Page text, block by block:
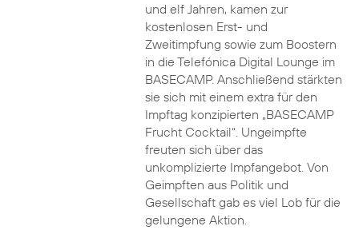
und elf Jahren, kamen zur
kostenlosen Erst- und
Zweitimpfung sowie zum Boostern
in die Telefónica Digital Lounge im
BASECAMP. Anschließend stärkten
sie sich mit einem extra für den
Impftag konzipierten „BASECAMP
Frucht Cocktail“. Ungeimpfte
freuten sich über das
unkomplizierte Impfangebot. Von
Geimpften aus Politik und
Gesellschaft gab es viel Lob für die
gelungene Aktion.